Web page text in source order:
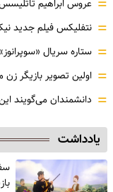
= عروس ابراهیم
= نتفلیکس فیلم جدید
= ستاره سریال
= اولین تصویر بازیگر
= دانشمندان می‌گویند
یادداشت